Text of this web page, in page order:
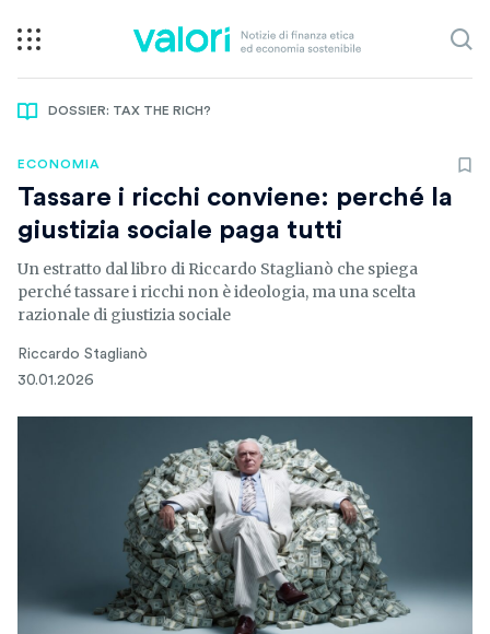
DOSSIER: TAX THE RICH?
ECONOMIA
Tassare i ricchi conviene: perché la
giustizia sociale paga tutti
Un estratto dal libro di Riccardo Staglianò che spiega
perché tassare i ricchi non è ideologia, ma una scelta
razionale di giustizia sociale
Riccardo Staglianò
30.01.2026